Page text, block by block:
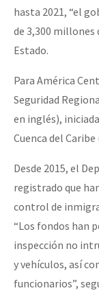
hasta 2021, “el
de 3,300 millones
Estado.
Para América
Seguridad
en inglés),
Cuenca del Caribe
Desde 2015, el
registrado que
control de
“Los fondos han
inspección no
y vehículos, así
funcionarios”,